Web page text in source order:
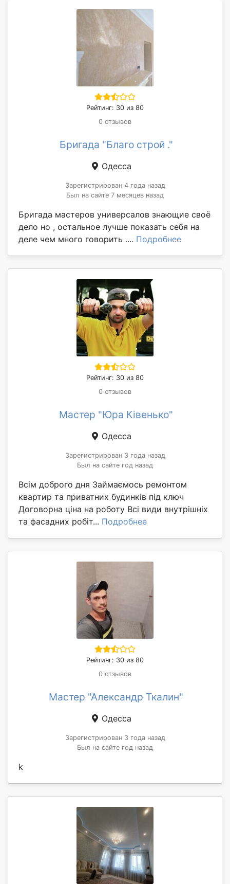
Рейтинг: 30 из 80
0 отзывов
Бригада "Благо строй ."
Одесса
Зарегистрирован 4 года назад
Был на сайте 7 месяцев назад
Бригада мастеров универсалов знающие своё
дело но , остальное лучше показать себя на
деле чем много говорить .... Подробнее
Рейтинг: 30 из 80
0 отзывов
Мастер "Юра Ківенько"
Одесса
Зарегистрирован 3 года назад
Был на сайте год назад
Всім доброго дня Займаємось ремонтом
квартир та приватних будинків під ключ
Договорна ціна на роботу Всі види внутрішніх
та фасадних робіт... Подробнее
Рейтинг: 30 из 80
0 отзывов
Мастер "Александр Ткалин"
Одесса
Зарегистрирован 3 года назад
Был на сайте год назад
k